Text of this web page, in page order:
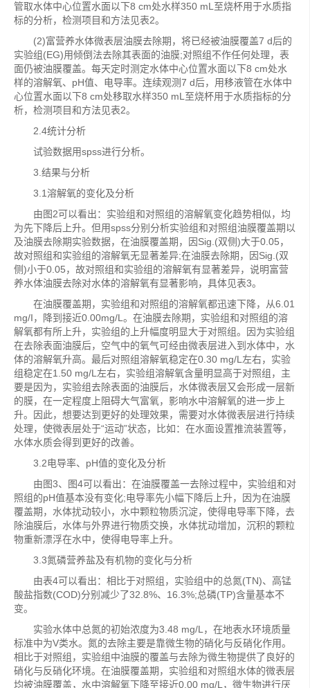
管取水体中心位置水面以下8 cm处水样350 mL至烧杯用于水质指
标的分析，检测项目和方法见表2。
(2)富营养水体微表层油膜去除期，将已经被油膜覆盖7 d后的
实验组(EG)用倾倒法去除其表面的油膜;对照组不作任何处理，表
面仍被油膜覆盖。每天定时测定水体中心位置水面以下8 cm处水
样的溶解氧、pH值、电导率。连续观测7 d后，用移液管在水体中
心位置水面以下8 cm处移取水样350 mL至烧杯用于水质指标的分
析，检测项目和方法见表2。
2.4统计分析
试验数据用spss进行分析。
3.结果与分析
3.1溶解氧的变化及分析
由图2可以看出：实验组和对照组的溶解氧变化趋势相似，均
为先下降后上升。但用spss分别分析实验组和对照组油膜覆盖期以
及油膜去除期实验数据，在油膜覆盖期，因Sig.(双侧)大于0.05，
故对照组和实验组的溶解氧无显著差异;在油膜去除期，因Sig.(双
侧)小于0.05，故对照组和实验组的溶解氧有显著差异，说明富营
养水体油膜去除对水体的溶解氧有显著影响，具体见表3。
在油膜覆盖期，实验组和对照组的溶解氧都迅速下降，从6.01
mg/I，降到接近0.00mg/L。在油膜去除期，实验组和对照组的溶
解氧都有所上升，实验组的上升幅度明显大于对照组。因为实验组
在去除表面油膜后，空气中的氧气可经由微表层进入到水体中，水
体的溶解氧升高。最后对照组溶解氧稳定在0.30 mg/L左右，实验
组稳定在1.50 mg/L左右，实验组溶解氧含量明显高于对照组，主
要是因为，实验组去除表面的油膜后，水体微表层又会形成一层新
的膜，在一定程度上阻碍大气富氧，影响水中溶解氧的进一步上
升。因此，想要达到更好的处理效果，需要对水体微表层进行持续
处理，使微表层处于“运动”状态，比如：在水面设置推流装置等，
水体水质会得到更好的改善。
3.2电导率、pH值的变化及分析
由图3、图4可以看出：在油膜覆盖一去除过程中，实验组和对
照组的pH值基本没有变化;电导率先小幅下降后上升，因为在油膜
覆盖期，水体扰动较小，水中颗粒物质沉淀，使得电导率下降，去
除油膜后，水体与外界进行物质交换，水体扰动增加，沉积的颗粒
物重新漂浮在水中，使得电导率上升。
3.3氮磷营养盐及有机物的变化与分析
由表4可以看出：相比于对照组，实验组中的总氮(TN)、高锰
酸盐指数(COD)分别减少了32.8%、16.3%;总磷(TP)含量基本不
变。
实验水体中总氮的初始浓度为3.48 mg/L，在地表水环境质量
标准中为V类水。氮的去除主要是靠微生物的硝化与反硝化作用。
相比于对照组，实验组中油膜的覆盖与去除为微生物提供了良好的
硝化与反硝化环境。在油膜覆盖期，实验组和对照组水体的微表层
均被油膜覆盖，水中溶解氧下降至接近0.00 mg/L，微生物进行厌